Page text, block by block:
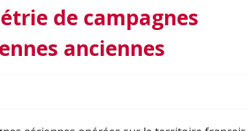
de campagnes
anciennes